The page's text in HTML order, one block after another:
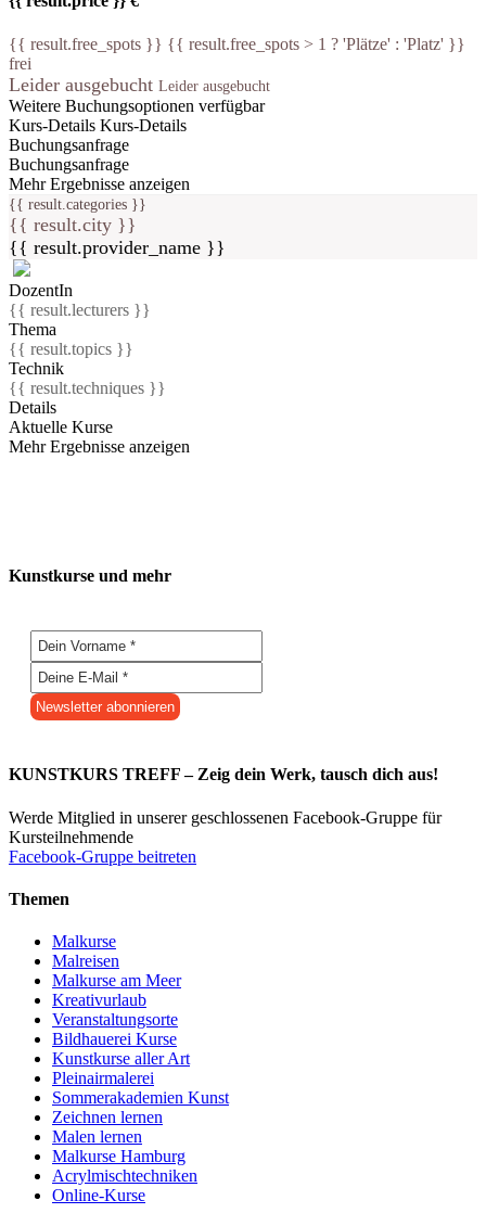
{{ result.free_spots }} {{ result.free_spots > 1 ? 'Plätze' : 'Platz' }}
frei
Leider ausgebucht Leider ausgebucht
Weitere Buchungsoptionen verfügbar
Kurs-Details Kurs-Details
Buchungsanfrage
Buchungsanfrage
Mehr Ergebnisse anzeigen
{{ result.categories }}
{{ result.city }}
{{ result.provider_name }}
DozentIn
{{ result.lecturers }}
Thema
{{ result.topics }}
Technik
{{ result.techniques }}
Details
Aktuelle Kurse
Mehr Ergebnisse anzeigen
Kunstkurse und mehr
KUNSTKURS TREFF – Zeig dein Werk, tausch dich aus!
Werde Mitglied in unserer geschlossenen Facebook-Gruppe für
Kursteilnehmende
Facebook-Gruppe beitreten
Themen
Malkurse
Malreisen
Malkurse am Meer
Kreativurlaub
Veranstaltungsorte
Bildhauerei Kurse
Kunstkurse aller Art
Pleinairmalerei
Sommerakademien Kunst
Zeichnen lernen
Malen lernen
Malkurse Hamburg
Acrylmischtechniken
Online-Kurse